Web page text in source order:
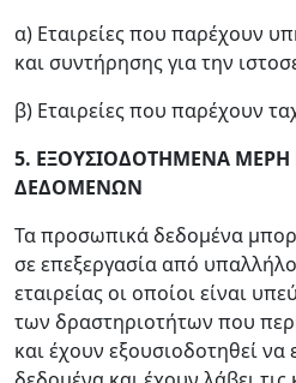
α) Εταιρείες που παρέχουν
και συντήρησης για την
β) Εταιρείες που παρέχουν
5. ΕΞΟΥΣΙΟΔΟΤΗΜΕΝΑ ΜΕΡΗ
ΔΕΔΟΜΕΝΩΝ
Τα προσωπικά δεδομένα
σε επεξεργασία από
εταιρείας οι οποίοι είναι
των δραστηριοτήτων που
και έχουν εξουσιοδοτηθεί να